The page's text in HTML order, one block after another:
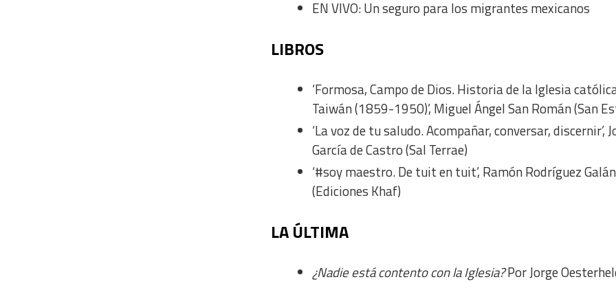
EN VIVO: Un seguro para los migrantes mexicanos
LIBROS
‘Formosa, Campo de Dios. Historia de la Iglesia
Taiwán (1859-1950)’, Miguel Ángel San Román (San
‘La voz de tu saludo. Acompañar, conversar, discernir’,
García de Castro (Sal Terrae)
‘#soy maestro. De tuit en tuit’, Ramón Rodríguez Galán
(Ediciones Khaf)
LA ÚLTIMA
¿Nadie está contento con la Iglesia?Por Jorge